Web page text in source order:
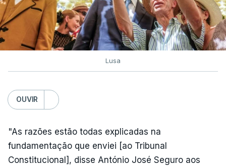
Lusa
OUVIR
"As razões estão todas explicadas na
fundamentação que enviei [ao Tribunal
Constitucional], disse António José Seguro aos